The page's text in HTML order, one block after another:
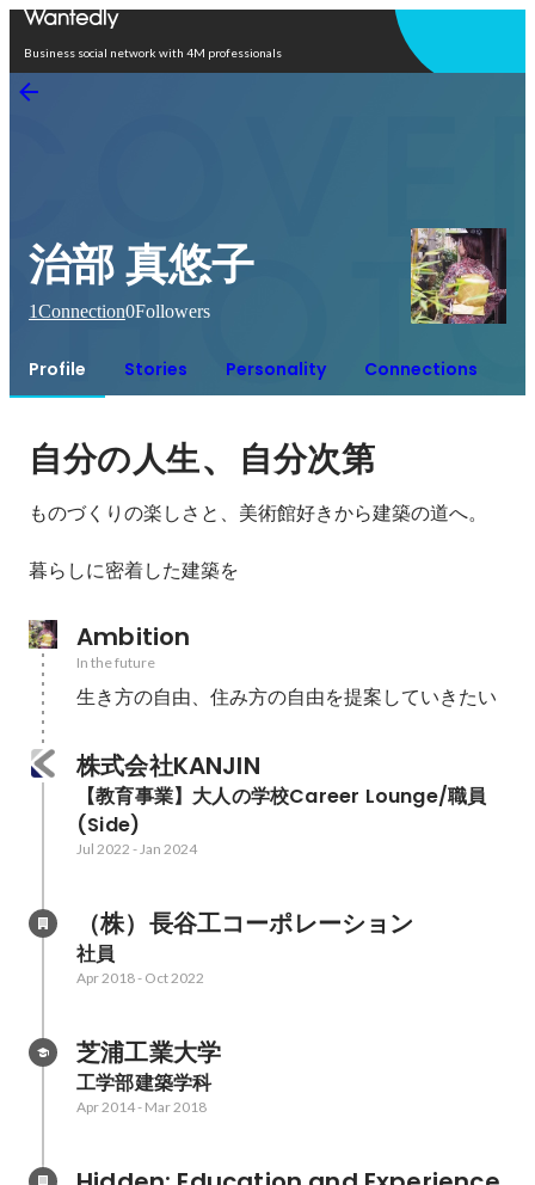
Business social network with 4M professionals
治部 真悠子
1Connection0Followers
Profile Stories Personality Connections
自分の人生、 自分次第
ものづくりの楽しさと、美術館好きから建築の道へ。
暮らしに密着した建築を
Ambition
In the future
生き方の自由、住み方の自由を提案していきたい
株式会社KANJIN
【教育事業】大人の学校Career Lounge/職員
(Side)
Jul 2022 -Jan 2024
（株）長谷工コーポレーション
社員
Apr 2018- Oct 2022
芝浦工業大学
工学部建築学科
Apr 2014- Mar 2018